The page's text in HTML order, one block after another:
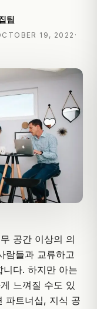
팀
19, 2022 ·
공간 이상의 의
람들과 교류하고
다. 하지만 아는
느껴질 수도 있
파트너십, 지식 공